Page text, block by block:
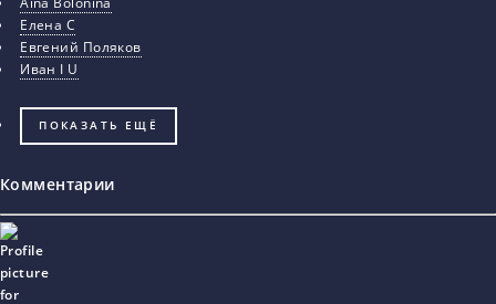
Елена С
Евгений Поляков
Иван I U
ПОКАЗАТЬ ЕЩЁ
Комментарии